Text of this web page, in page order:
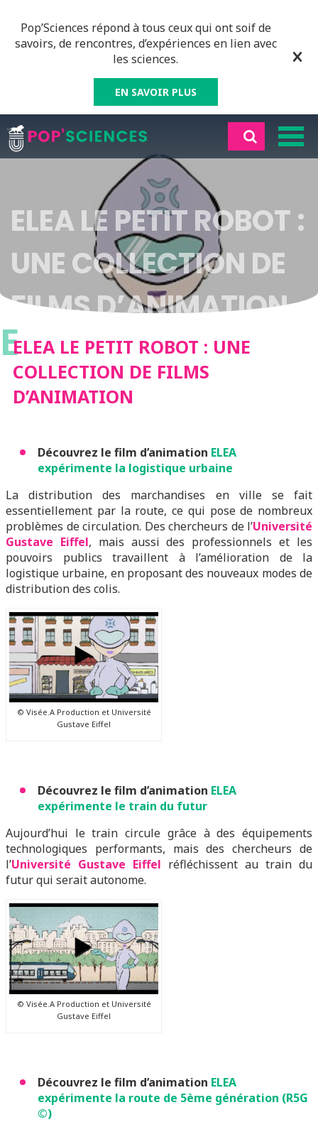
Pop’Sciences répond à tous ceux qui ont soif de
savoirs, de rencontres, d’expériences en lien avec
les sciences.
EN SAVOIR PLUS
ELEA LE PETIT ROBOT :
UNE COLLECTION DE
FILMS D’ANIMATION
EELEA LE PETIT ROBOT : UNE
COLLECTION DE FILMS
D’ANIMATION
Découvrez le film d’animation ELEA
expérimente la logistique urbaine
La distribution des marchandises en ville se fait
essentiellement par la route, ce qui pose de nombreux
problèmes de circulation. Des chercheurs de l’Université
Gustave Eiffel, mais aussi des professionnels et les
pouvoirs publics travaillent à l’amélioration de la
logistique urbaine, en proposant des nouveaux modes de
distribution des colis.
© Visée.A Production et Université
Gustave Eiffel
Découvrez le film d’animation ELEA
expérimente le train du futur
Aujourd’hui le train circule grâce à des équipements
technologiques performants, mais des chercheurs de
l’Université Gustave Eiffel réfléchissent au train du
futur qui serait autonome.
© Visée.A Production et Université
Gustave Eiffel
Découvrez le film d’animation ELEA
expérimente la route de 5ème génération (R5G
©)